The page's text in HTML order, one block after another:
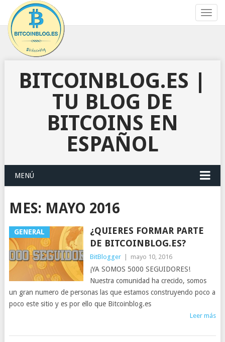
BITCOINBLOG.ES |
TU BLOG DE
BITCOINS EN
ESPAÑOL
MENÚ
MES: MAYO 2016
GENERAL
¿QUIERES FORMAR PARTE
DE BITCOINBLOG.ES?
BitBlogger mayo 10, 2016
¡YA SOMOS 5000 SEGUIDORES!
Nuestra comunidad ha crecido, somos
un gran numero de personas las que estamos construyendo poco a
poco este sitio y es por ello que Bitcoinblog.es
Leer más